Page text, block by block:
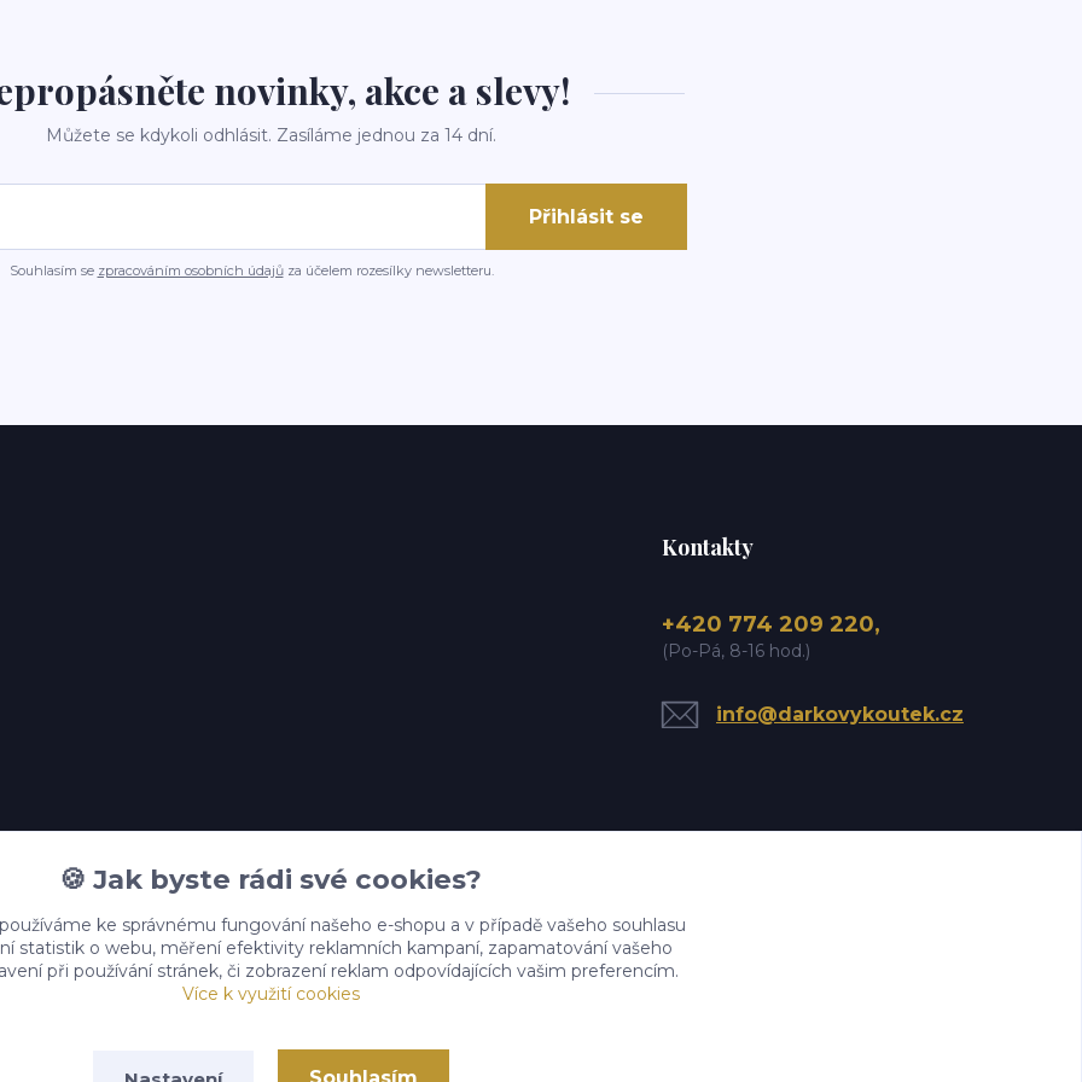
novinky, akce a slevy!
Můžete se kdykoli odhlásit. Zasíláme jednou za 14 dní.
Přihlásit se
Souhlasím se zpracováním osobních údajůza účelem rozesílky newsletteru.
Kontakty
+420 774 209 220,
(Po-Pá, 8-16 hod.)
info@darkovykoutek.cz
🍪 Jak byste rádi své cookies?
ke správnému fungování našeho e-shopu a v případě vašeho souhlasu
statistik o webu, měření efektivity reklamních kampaní, zapamatování vašeho
při používání stránek, či zobrazení reklam odpovídajících vašim preferencím.
Více k využití cookies